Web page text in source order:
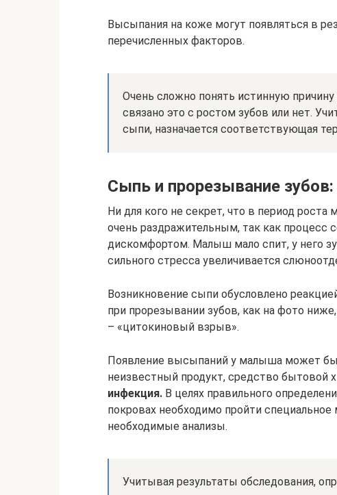
Высыпания на коже могут появляться в
перечисленных факторов.
Очень сложно понять истинную причину
связано это с ростом зубов или нет.
сыпи, назначается соответствующая
Сыпь и прорезывание зубов:
Ни для кого не секрет, что в период роста
очень раздражительным, так как процесс
дискомфортом. Малыш мало спит, у него
сильного стресса увеличивается
Возникновение сыпи обусловлено
при прорезывании зубов, как на фото
– «цитокиновый взрыв».
Появление высыпаний у малыша может
неизвестный продукт, средство бытовой
инфекция. В целях правильного
покровах необходимо пройти
необходимые анализы.
Учитывая результаты обследования,